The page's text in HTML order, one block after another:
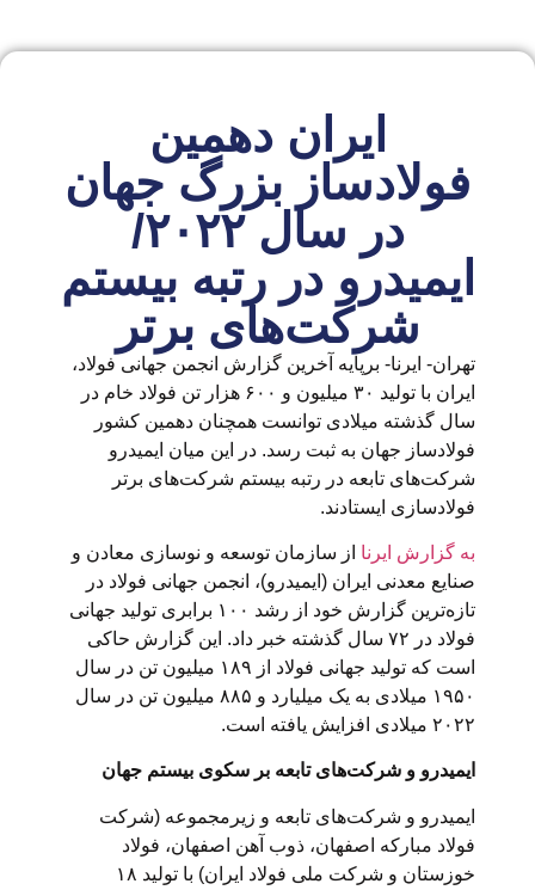
ایران دهمین
فولادساز بزرگ جهان
در سال ۲۰۲۲/
ایمیدرو در رتبه بیستم
شرکت‌های برتر
تهران- ایرنا- برپایه آخرین گزارش انجمن جهانی فولاد،
ایران با تولید ۳۰ میلیون و ۶۰۰ هزار تن فولاد خام در
سال گذشته میلادی توانست همچنان دهمین کشور
فولادساز جهان به ثبت رسد. در این میان ایمیدرو
شرکت‌های تابعه در رتبه بیستم شرکت‌های برتر
فولادسازی ایستادند.
به گزارش ایرنا از سازمان توسعه و نوسازی معادن و
صنایع معدنی ایران (ایمیدرو)، انجمن جهانی فولاد در
تازه‌ترین گزارش خود از رشد ۱۰۰ برابری تولید جهانی
فولاد در ۷۲ سال گذشته خبر داد. این گزارش حاکی
است که تولید جهانی فولاد از ۱۸۹ میلیون تن در سال
۱۹۵۰ میلادی به یک میلیارد و ۸۸۵ میلیون تن در سال
۲۰۲۲ میلادی افزایش یافته است.
ایمیدرو و شرکت‌های تابعه بر سکوی بیستم جهان
ایمیدرو و شرکت‌های تابعه و زیرمجموعه (شرکت
فولاد مبارکه اصفهان، ذوب آهن اصفهان، فولاد
خوزستان و شرکت ملی فولاد ایران) با تولید ۱۸